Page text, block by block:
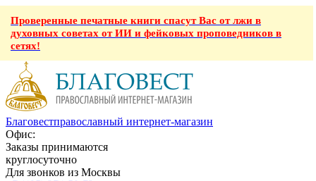
Проверенные печатные книги спасут Вас от лжи в
духовных советах от ИИ и фейковых проповедников в
сетях!
Благовестправославный интернет-магазин
Офис:
Заказы принимаются
круглосуточно
Для звонков из Москвы